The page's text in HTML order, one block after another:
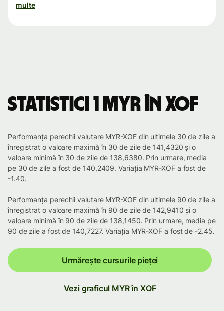
multe
Statistici 1 MYR în XOF
Performanța perechii valutare MYR-XOF din ultimele 30 de zile a
înregistrat o valoare maximă în 30 de zile de 141,4320 și o
valoare minimă în 30 de zile de 138,6380. Prin urmare, media
pe 30 de zile a fost de 140,2409. Variația MYR-XOF a fost de
-1.40.
Performanța perechii valutare MYR-XOF din ultimele 90 de zile a
înregistrat o valoare maximă în 90 de zile de 142,9410 și o
valoare minimă în 90 de zile de 138,1450. Prin urmare, media pe
90 de zile a fost de 140,7227. Variația MYR-XOF a fost de -2.45.
Urmărește cursurile pieței
Vezi graficul MYR în XOF